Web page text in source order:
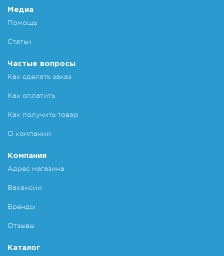
Медиа
Помощь
Статьи
Частые вопросы
Как сделать заказ
Как оплатить
Как получить товар
О компании
Компания
Адрес магазина
Вакансии
Бренды
Отзывы
Каталог